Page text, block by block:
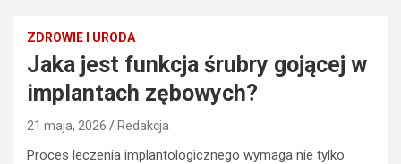
ZDROWIE I URODA
Jaka jest funkcja śrubry gojącej w
implantach zębowych?
21 maja, 2026 Redakcja
Proces leczenia implantologicznego wymaga nie tylko